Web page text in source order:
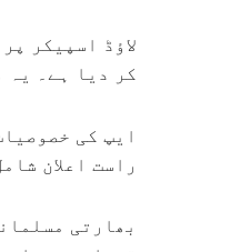
لاؤڈ اسپیکر
کر دیا ہے۔ یہ
ایپ کی
راست اعلان
بھارتی